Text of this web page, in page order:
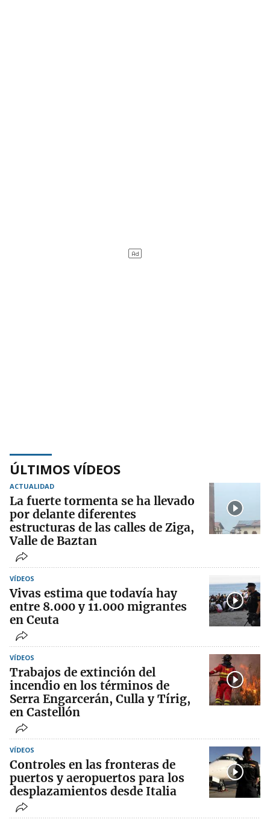
ÚLTIMOS VÍDEOS
ACTUALIDAD
La fuerte tormenta se ha llevado
por delante diferentes
estructuras de las calles de Ziga,
Valle de Baztan
VÍDEOS
Vivas estima que todavía hay
entre 8.000 y 11.000 migrantes
en Ceuta
VÍDEOS
Trabajos de extinción del
incendio en los términos de
Serra Engarcerán, Culla y Tírig,
en Castellón
VÍDEOS
Controles en las fronteras de
puertos y aeropuertos para los
desplazamientos desde Italia